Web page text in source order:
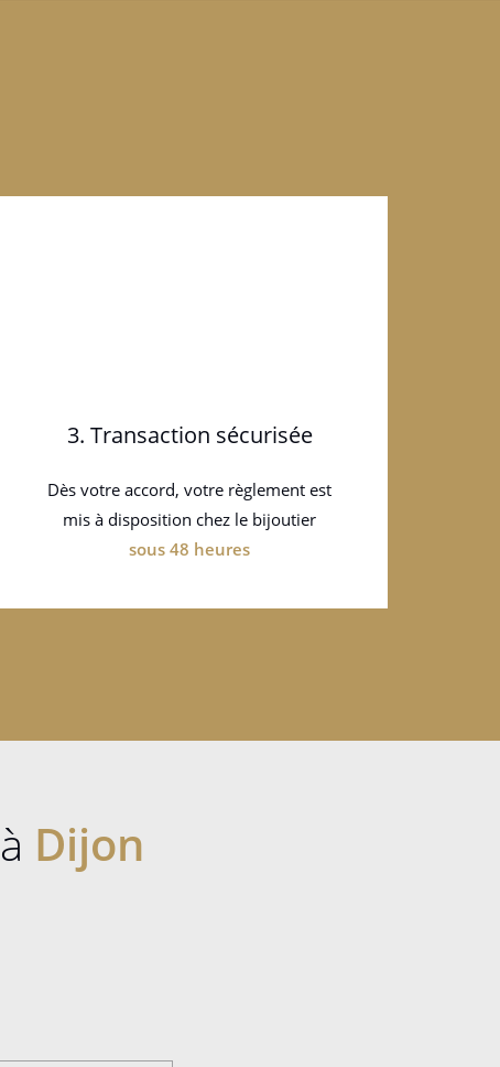
3. Transaction sécurisée
Dès votre accord, votre règlement est
mis à disposition chez le bijoutier
sous 48 heures
Dijon